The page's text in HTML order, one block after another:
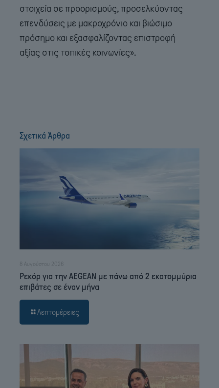
στοιχεία σε προορισμούς, προσελκύοντας
επενδύσεις με μακροχρόνιο και βιώσιμο
πρόσημο και εξασφαλίζοντας επιστροφή
αξίας στις τοπικές κοινωνίες».
Σχετικά Άρθρα
8 Αυγούστου 2026
Ρεκόρ για την AEGEAN με πάνω από 2 εκατομμύρια
επιβάτες σε έναν μήνα
Λεπτομέρειες